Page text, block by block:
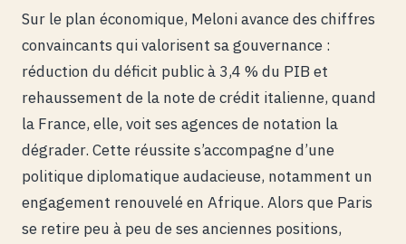
Sur le plan économique, Meloni avance des chiffres
convaincants qui valorisent sa gouvernance :
réduction du déficit public à 3,4 % du PIB et
rehaussement de la note de crédit italienne, quand
la France, elle, voit ses agences de notation la
dégrader. Cette réussite s’accompagne d’une
politique diplomatique audacieuse, notamment un
engagement renouvelé en Afrique. Alors que Paris
se retire peu à peu de ses anciennes positions,